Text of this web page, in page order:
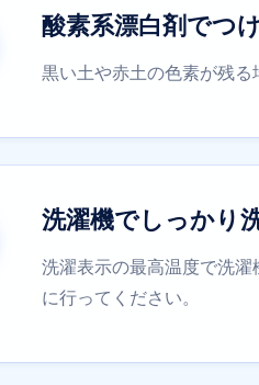
酸素系漂白剤でつ
黒い土や赤土の色素が残る
洗濯機でしっかり
洗濯表示の最高温度で洗
に行ってください。